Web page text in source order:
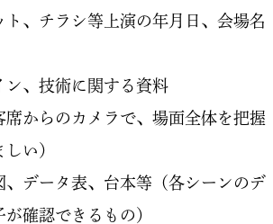
チラシ等上演の年月日、会場名
、技術に関する資料
らのカメラで、場面全体を把握
い）
ータ表、台本等（各シーンのデ
確認できるもの）